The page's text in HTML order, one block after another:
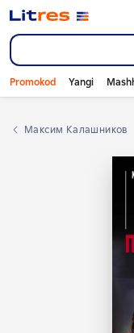
Promokod Yangi
Максим Калашников